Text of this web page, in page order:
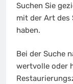
Suchen Sie
mit der Art des
haben.
Bei der Suche
wertvolle oder